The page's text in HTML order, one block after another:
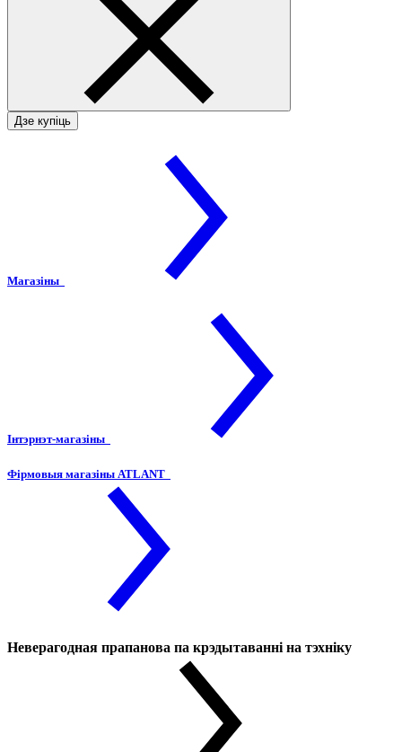
Дзе купіць
Магазіны
Інтэрнэт-магазіны
Фірмовыя магазіны ATLANT
Неверагодная прапанова па крэдытаванні на тэхніку